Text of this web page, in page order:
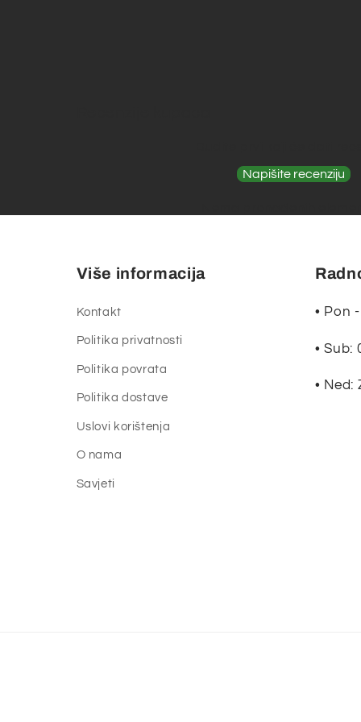
Napišite recenziju
Više informacija
Kontakt
Politika privatnosti
Politika povrata
Politika dostave
Uslovi korištenja
O nama
Savjeti
• Pon
• Sub:
• Ned: